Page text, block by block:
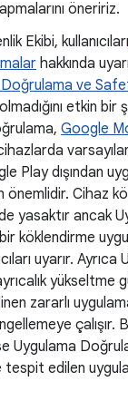
öneririz.
Ekibi, kullanıcıları
hakkında
Doğrulama ve
etkin bir
Google
Play dışından
önemlidir. Cihaz
yasaktır ancak
köklendirme
uyarır. Ayrıca
yükseltme
zararlı
çalışır.
Uygulama
edilen